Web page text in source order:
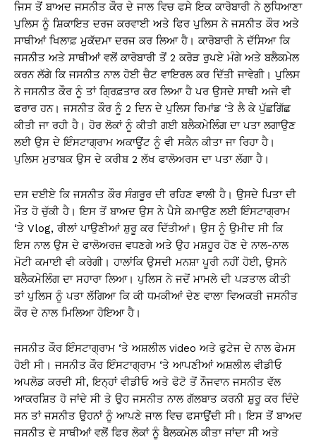
ਜਿਸ ਤੋਂ ਬਾਅਦ ਜਸਨੀਤ ਕੌਰ ਦੇ ਜਾਲ ਵਿਚ ਫਸੇ ਇਕ ਕਾਰੋਬਾਰੀ ਨੇ ਲੁਧਿਆਣਾ
ਪੁਲਿਸ ਨੂੰ ਸ਼ਿਕਾਇਤ ਦਰਜ ਕਰਵਾਈ ਅਤੇ ਫਿਰ ਪੁਲਿਸ ਨੇ ਜਸਨੀਤ ਕੌਰ ਅਤੇ
ਸਾਥੀਆਂ ਖਿਲਾਫ਼ ਮੁਕੱਦਮਾ ਦਰਜ ਕਰ ਲਿਆ ਹੈ। ਕਾਰੋਬਾਰੀ ਨੇ ਦੱਸਿਆ ਕਿ
ਜਸਨੀਤ ਅਤੇ ਸਾਥੀਆਂ ਵਲੋਂ ਕਾਰੋਬਾਰੀ ਤੋਂ 2 ਕਰੋੜ ਰੁਪਏ ਮੰਗੇ ਅਤੇ ਬਲੈਕਮੇਲ
ਕਰਨ ਲੱਗੇ ਕਿ ਜਸਨੀਤ ਨਾਲ ਹੋਈ ਚੈਟ ਵਾਇਰਲ ਕਰ ਦਿੱਤੀ ਜਾਵੇਗੀ। ਪੁਲਿਸ
ਨੇ ਜਸਨੀਤ ਕੌਰ ਨੂੰ ਤਾਂ ਗ੍ਰਿਫ਼ਤਾਰ ਕਰ ਲਿਆ ਹੈ ਪਰ ਉਸਦੇ ਸਾਥੀ ਅਜੇ ਵੀ
ਫਰਾਰ ਹਨ। ਜਸਨੀਤ ਕੌਰ ਨੂੰ 2 ਦਿਨ ਦੇ ਪੁਲਿਸ ਰਿਮਾਂਡ ‘ਤੇ ਲੈ ਕੇ ਪੁੱਛਗਿੱਛ
ਕੀਤੀ ਜਾ ਰਹੀ ਹੈ। ਹੋਰ ਲੋਕਾਂ ਨੂੰ ਕੀਤੀ ਗਈ ਬਲੈਕਮੇਲਿੰਗ ਦਾ ਪਤਾ ਲਗਾਉਣ
ਲਈ ਉਸ ਦੇ ਇੰਸਟਾਗ੍ਰਾਮ ਅਕਾਊਂਟ ਨੂੰ ਵੀ ਸਕੈਨ ਕੀਤਾ ਜਾ ਰਿਹਾ ਹੈ।
ਪੁਲਿਸ ਮੁਤਾਬਕ ਉਸ ਦੇ ਕਰੀਬ 2 ਲੱਖ ਫਾਲੋਅਰਸ ਦਾ ਪਤਾ ਲੱਗਾ ਹੈ।
ਦਸ ਦਈਏ ਕਿ ਜਸਨੀਤ ਕੌਰ ਸੰਗਰੂਰ ਦੀ ਰਹਿਣ ਵਾਲੀ ਹੈ। ਉਸਦੇ ਪਿਤਾ ਦੀ
ਮੌਤ ਹੋ ਚੁੱਕੀ ਹੈ। ਇਸ ਤੋਂ ਬਾਅਦ ਉਸ ਨੇ ਪੈਸੇ ਕਮਾਉਣ ਲਈ ਇੰਸਟਾਗ੍ਰਾਮ
‘ਤੇ Vlog, ਰੀਲਾਂ ਪਾਉਣੀਆਂ ਸ਼ੁਰੂ ਕਰ ਦਿੱਤੀਆਂ। ਉਸ ਨੂੰ ਉਮੀਦ ਸੀ ਕਿ
ਇਸ ਨਾਲ ਉਸ ਦੇ ਫਾਲੋਅਰਜ਼ ਵਧਣਗੇ ਅਤੇ ਉਹ ਮਸ਼ਹੂਰ ਹੋਣ ਦੇ ਨਾਲ-ਨਾਲ
ਮੋਟੀ ਕਮਾਈ ਵੀ ਕਰੇਗੀ। ਹਾਲਾਂਕਿ ਉਸਦੀ ਮਨਸ਼ਾ ਪੂਰੀ ਨਹੀਂ ਹੋਈ, ਉਸਨੇ
ਬਲੈਕਮੇਲਿੰਗ ਦਾ ਸਹਾਰਾ ਲਿਆ। ਪੁਲਿਸ ਨੇ ਜਦੋਂ ਮਾਮਲੇ ਦੀ ਪੜਤਾਲ ਕੀਤੀ
ਤਾਂ ਪੁਲਿਸ ਨੂੰ ਪਤਾ ਲੱਗਿਆ ਕਿ ਕੀ ਧਮਕੀਆਂ ਦੇਣ ਵਾਲਾ ਵਿਅਕਤੀ ਜਸਨੀਤ
ਕੌਰ ਦੇ ਨਾਲ ਮਿਲਿਆ ਹੋਇਆ ਹੈ।
ਜਸਨੀਤ ਕੌਰ ਇੰਸਟਾਗ੍ਰਾਮ ‘ਤੇ ਅਸ਼ਲੀਲ video ਅਤੇ ਫੁਟੇਜ ਦੇ ਨਾਲ ਫੇਮਸ
ਹੋਈ ਸੀ। ਜਸਨੀਤ ਕੌਰ ਇੰਸਟਾਗ੍ਰਾਮ ‘ਤੇ ਆਪਣੀਆਂ ਅਸ਼ਲੀਲ ਵੀਡੀਓ
ਅਪਲੋਡ ਕਰਦੀ ਸੀ, ਇਨ੍ਹਾਂ ਵੀਡੀਓ ਅਤੇ ਫੋਟੋ ਤੋਂ ਨੌਜਵਾਨ ਜਸਨੀਤ ਵੱਲ
ਆਕਰਸ਼ਿਤ ਹੋ ਜਾਂਦੇ ਸੀ ਤੇ ਉਹ ਜਸਨੀਤ ਨਾਲ ਗੱਲਬਾਤ ਕਰਨੀ ਸ਼ੁਰੂ ਕਰ ਦਿੰਦੇ
ਸਨ ਤਾਂ ਜਸਨੀਤ ਉਹਨਾਂ ਨੂੰ ਆਪਣੇ ਜਾਲ ਵਿਚ ਫਸਾਉਂਦੀ ਸੀ। ਇਸ ਤੋਂ ਬਾਅਦ
ਜਸਨੀਤ ਦੇ ਸਾਥੀਆਂ ਵਲੋਂ ਫਿਰ ਲੋਕਾਂ ਨੂੰ ਬੈਲਕਮੇਲ ਕੀਤਾ ਜਾਂਦਾ ਸੀ ਅਤੇ